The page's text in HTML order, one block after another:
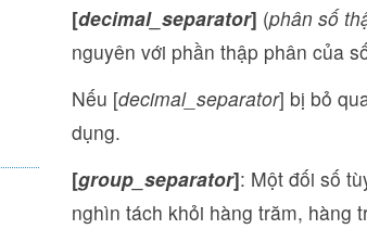
[decimal_separator] (phân số
nguyên với phần thập phân của
Nếu [decimal_separator] bị bỏ
dụng.
[group_separator]: Một đối số
nghìn tách khỏi hàng trăm, hàng